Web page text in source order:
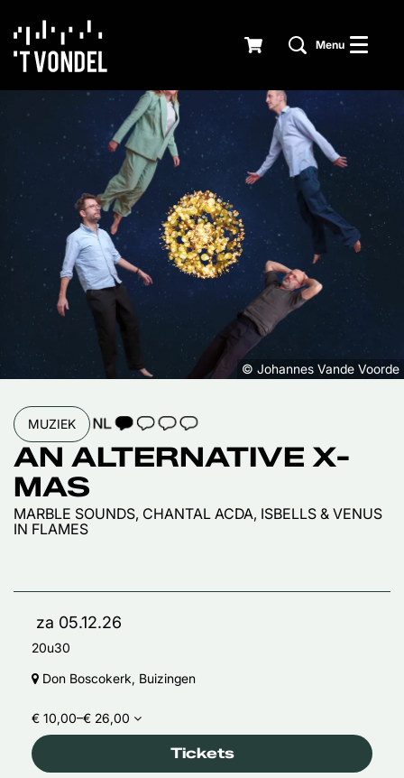
Menu
© Johannes Vande Voorde
MUZIEK TAALICOON 1
AN ALTERNATIVE X-
MAS
MARBLE SOUNDS, CHANTAL ACDA, ISBELLS & VENUS
IN FLAMES
za 05.12.26
20u30
Don Boscokerk, Buizingen
€ 10,00–€ 26,00
Tickets